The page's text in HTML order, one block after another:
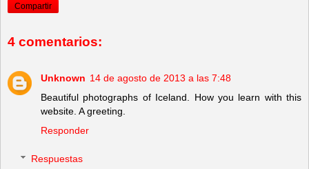
Compartir
4 comentarios:
Unknown 14 de agosto de 2013 a las 7:48
Beautiful photographs of Iceland. How you learn with this
website. A greeting.
Responder
Respuestas